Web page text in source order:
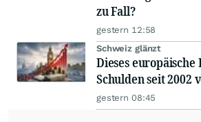
zu Fall?
gestern 12:58
Schweiz glänzt
Dieses europäische
Schulden seit 2002
gestern 08:45